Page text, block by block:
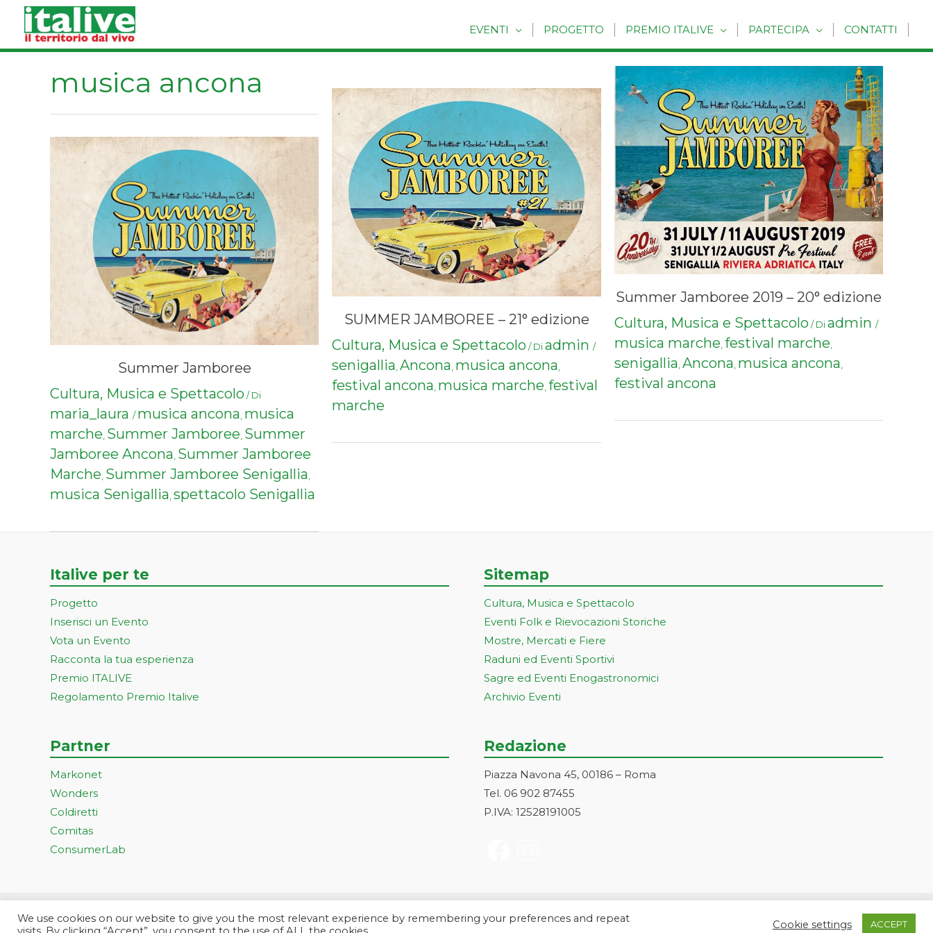
contenuto
EVENTI PROGETTO PREMIO ITALIVE PARTECIPA CONTATTI
musica ancona
Summer Jamboree
Cultura, Musica e Spettacolo / Di
maria_laura / musica ancona musica
marche Summer Jamboree Summer
Jamboree Ancona Summer Jamboree
Marche Summer Jamboree Senigallia
musica Senigallia spettacolo Senigallia
SUMMER JAMBOREE – 21° edizione
Cultura, Musica e Spettacolo / Diadmin /
senigallia,Ancona, musica ancona,
festival ancona, musica marche, festival
marche
Summer Jamboree 2019 – 20° edizione
Cultura, Musica e Spettacolo / Di admin /
musica marche, festival marche,
senigallia, Ancona, musica ancona,
festival ancona
Italive per te
Progetto
Inserisci un Evento
Vota un Evento
Racconta la tua esperienza
Premio ITALIVE
Regolamento Premio Italive
Partner
Markonet
Wonders
Coldiretti
Comitas
ConsumerLab
Sitemap
Cultura, Musica e Spettacolo
Eventi Folk e Rievocazioni Storiche
Mostre, Mercati e Fiere
Raduni ed Eventi Sportivi
Sagre ed Eventi Enogastronomici
Archivio Eventi
Redazione
Piazza Navona 45, 00186 – Roma
Tel. 06 902 87455
P.IVA: 12528191005
Progetto ideato e gestito dalla Markonet srl - Piazza Navona 45, 00186 Roma | PI e CF: 12528191005 | markonetsrl@pec.it |
We use cookies on our website to give you the most relevant experience by remembering your preferences and repeat
Cookie settings ACCEPT